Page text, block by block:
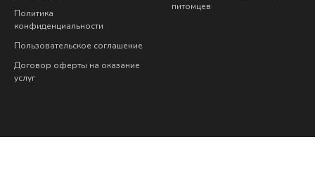
Политика
конфиденциальности
Пользовательское соглашение
Договор оферты на оказание
услуг
питомцев